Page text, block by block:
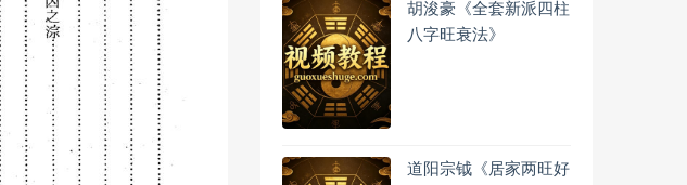
胡浚豪《全套新派四柱
八字旺衰法》
道阳宗钺《居家两旺好